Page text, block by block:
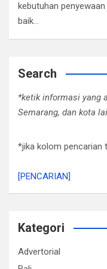
kebutuhan
baik…
Search
*ketik informasi yang
Semarang, dan kota
*jika kolom pencarian
[PENCARIAN]
Kategori
Advertorial